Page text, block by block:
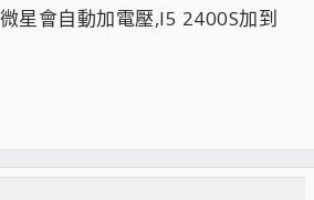
星會自動加電壓,I5 2400S加到